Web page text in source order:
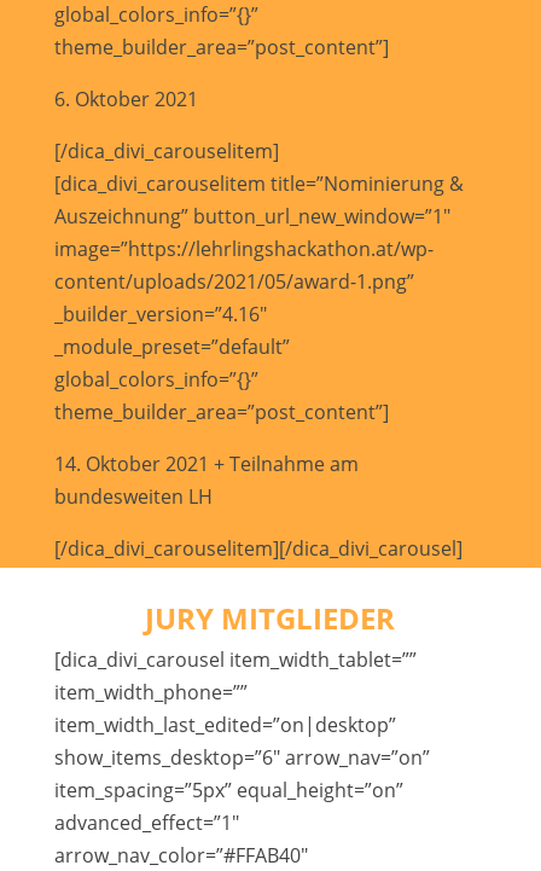
global_colors_info=”{}”
theme_builder_area=”post_content”]
6. Oktober 2021
[/dica_divi_carouselitem]
[dica_divi_carouselitem title=”Nominierung &
Auszeichnung” button_url_new_window=”1″
image=”https://lehrlingshackathon.at/wp-
content/uploads/2021/05/award-1.png”
_builder_version=”4.16″
_module_preset=”default”
global_colors_info=”{}”
theme_builder_area=”post_content”]
14. Oktober 2021 + Teilnahme am
bundesweiten LH
[/dica_divi_carouselitem][/dica_divi_carousel]
JURY MITGLIEDER
[dica_divi_carousel item_width_tablet=””
item_width_phone=””
item_width_last_edited=”on|desktop”
show_items_desktop=”6″ arrow_nav=”on”
item_spacing=”5px” equal_height=”on”
advanced_effect=”1″
arrow_nav_color=”#FFAB40″